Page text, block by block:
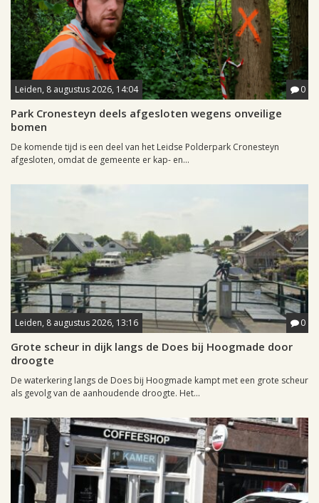
Leiden, 8 augustus 2026, 14:04 0
Park Cronesteyn deels afgesloten wegens onveilige
bomen
De komende tijd is een deel van het Leidse Polderpark Cronesteyn
afgesloten, omdat de gemeente er kap- en...
Leiden, 8 augustus 2026, 13:16 0
Grote scheur in dijk langs de Does bij Hoogmade door
droogte
De waterkering langs de Does bij Hoogmade kampt met een grote scheur
als gevolg van de aanhoudende droogte. Het...